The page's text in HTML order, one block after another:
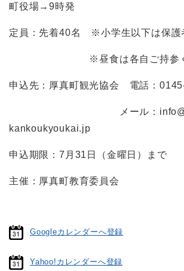
町役場→9時発
定員：先着40名 ※小学生以下は保護
※昼食は各自ご持参く
申込先：厚真町観光協会 電話：
メール：
kankoukyoukai.jp
申込期限：7月31日（金曜日）まで
主催：厚真町教育委員会
Googleカレンダーへ登録
Yahoo!カレンダーへ登録